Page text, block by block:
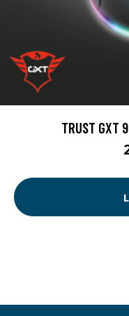
TRUST GXT